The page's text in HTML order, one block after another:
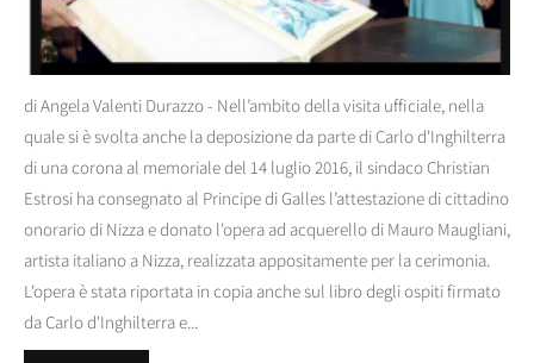
di Angela Valenti Durazzo - Nell’ambito della visita ufficiale, nella
quale si è svolta anche la deposizione da parte di Carlo d'Inghilterra
di una corona al memoriale del 14 luglio 2016, il sindaco Christian
Estrosi ha consegnato al Principe di Galles l’attestazione di cittadino
onorario di Nizza e donato l'opera ad acquerello di Mauro Maugliani,
artista italiano a Nizza, realizzata appositamente per la cerimonia.
L'opera è stata riportata in copia anche sul libro degli ospiti firmato
da Carlo d'Inghilterra e...